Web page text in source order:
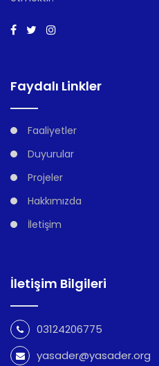
Faydalı Linkler
Faaliyetler
Duyurular
Projeler
Hakkımızda
İletişim
İletişim Bilgileri
03124206775
yasader@yasader.org